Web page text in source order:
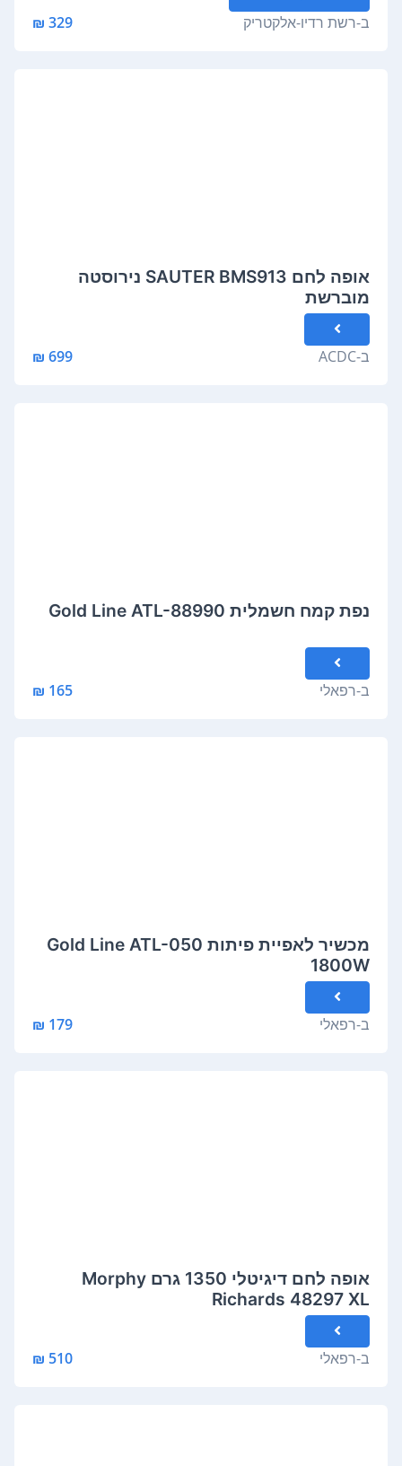
ב-רשת רדיו-אלקטריק 329 ₪
אופה לחם SAUTER BMS913 נירוסטה
מוברשת
ב-ACDC
699 ₪
נפת קמח חשמלית Gold Line ATL-88990
ב-רפאלי 165 ₪
מכשיר לאפיית פיתות Gold Line ATL-050
1800W
ב-רפאלי 179 ₪
אופה לחם דיגיטלי 1350 גרם Morphy
Richards 48297 XL
ב-רפאלי 510 ₪